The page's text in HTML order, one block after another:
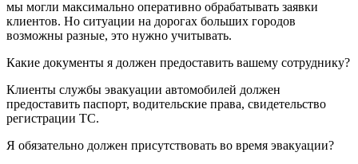
мы могли максимально оперативно обрабатывать заявки
клиентов. Но ситуации на дорогах больших городов
возможны разные, это нужно учитывать.
Какие документы я должен предоставить вашему сотруднику?
Клиенты службы эвакуации автомобилей должен
предоставить паспорт, водительские права, свидетельство
регистрации ТС.
Я обязательно должен присутствовать во время эвакуации?